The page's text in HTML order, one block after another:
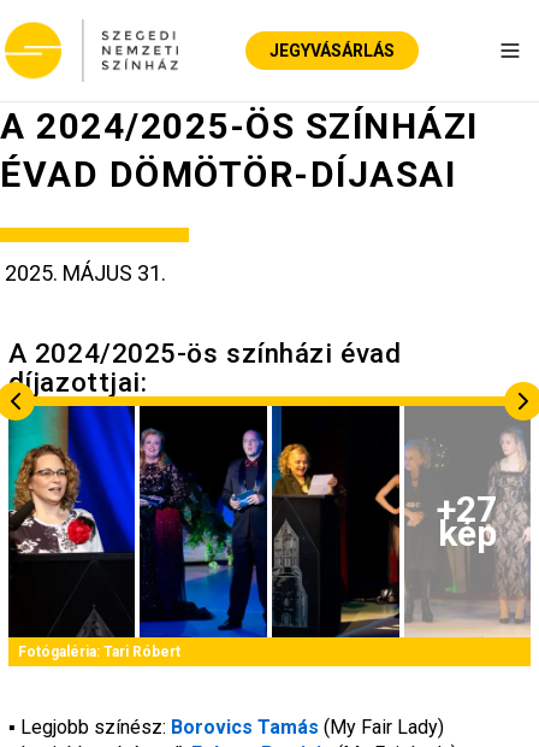
JEGYVÁSÁRLÁS
A 2024/2025-ÖS SZÍNHÁZI
ÉVAD DÖMÖTÖR-DÍJASAI
2025. MÁJUS 31.
A 2024/2025-ös színházi évad
díjazottjai:
+27
kép
Fotógaléria: Tari Róbert
▪️ Legjobb színész: Borovics Tamás ( My Fair Lady)